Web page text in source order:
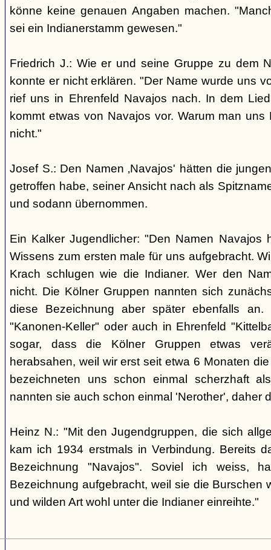
könne keine genauen Angaben machen.
sei ein Indianerstamm gewesen."
Friedrich J.: Wie er und seine Gruppe zu dem
konnte er nicht erklären. "Der Name wurde uns
rief uns in Ehrenfeld Navajos nach. In dem
kommt etwas von Navajos vor. Warum man
nicht."
Josef S.: Den Namen ‚Navajos' hätten die
getroffen habe, seiner Ansicht nach als
und sodann übernommen.
Ein Kalker Jugendlicher: "Den Namen Navajos
Wissens zum ersten male für uns aufgebracht.
Krach schlugen wie die Indianer. Wer den
nicht. Die Kölner Gruppen nannten sich
diese Bezeichnung aber später ebenfalls
"Kanonen-Keller" oder auch in Ehrenfeld
sogar, dass die Kölner Gruppen etwas
herabsahen, weil wir erst seit etwa 6 Monaten
bezeichneten uns schon einmal scherzhaft
nannten sie auch schon einmal 'Nerother', daher
Heinz N.: "Mit den Jugendgruppen, die sich
kam ich 1934 erstmals in Verbindung. Bereits
Bezeichnung "Navajos". Soviel ich weiss,
Bezeichnung aufgebracht, weil sie die Burschen
und wilden Art wohl unter die Indianer einreihte."